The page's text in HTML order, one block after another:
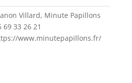
Villard, Minute Papillons
69 33 26 21
www.minutepapillons.fr/